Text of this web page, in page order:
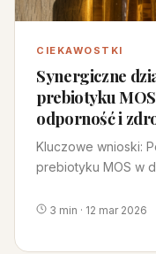
CIEKAWOSTKI
Synergiczne
prebiotyku
odporność i
Kluczowe wnioski:
prebiotyku MOS w
3 min · 12 mar 2026